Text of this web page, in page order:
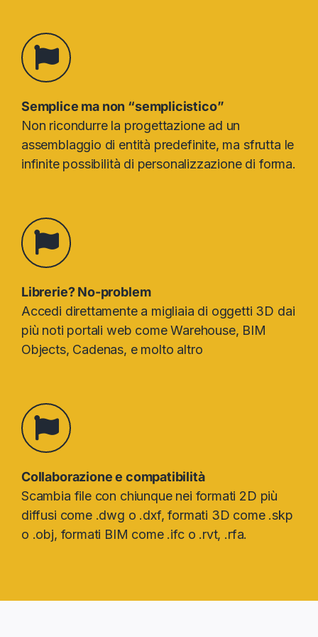
Semplice ma non “semplicistico”
Non ricondurre la progettazione ad un
assemblaggio di entità predefinite, ma sfrutta le
infinite possibilità di personalizzazione di forma.
Librerie? No-problem
Accedi direttamente a migliaia di oggetti 3D dai
più noti portali web come Warehouse, BIM
Objects, Cadenas, e molto altro
Collaborazione e compatibilità
Scambia file con chiunque nei formati 2D più
diffusi come .dwg o .dxf, formati 3D come .skp
o .obj, formati BIM come .ifc o .rvt, .rfa.